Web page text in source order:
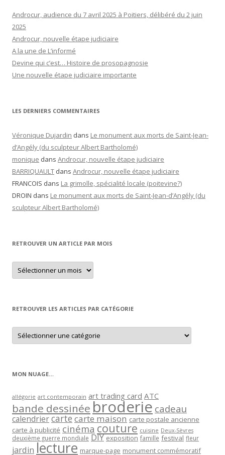
Androcur, audience du 7 avril 2025 à Poitiers, délibéré du 2 juin
2025
Androcur, nouvelle étape judiciaire
A la une de L’informé
Devine qui c’est… Histoire de prosopagnosie
Une nouvelle étape judiciaire importante
LES DERNIERS COMMENTAIRES
Véronique Dujardin dans Le monument aux morts de Saint-Jean-
d’Angély (du sculpteur Albert Bartholomé)
monique dans Androcur, nouvelle étape judiciaire
BARRIQUAULT dans Androcur, nouvelle étape judiciaire
FRANCOIS dans La grimolle, spécialité locale (poitevine?)
DROIN dans Le monument aux morts de Saint-Jean-d’Angély (du
sculpteur Albert Bartholomé)
RETROUVER UN ARTICLE PAR MOIS
Retrouver
un
article
RETROUVER LES ARTICLES PAR CATÉGORIE
Retrouver
les
articles
MON NUAGE…
allégorie art contemporain art trading card ATC
bande dessinée broderie cadeau
calendriercartecarte maison carte postale ancienne
carte à publicité cinéma couture cuisine Deux-Sèvres
deuxième guerre mondiale DIY exposition famille festival fleur
jardin lecture marque-page monument commémoratif